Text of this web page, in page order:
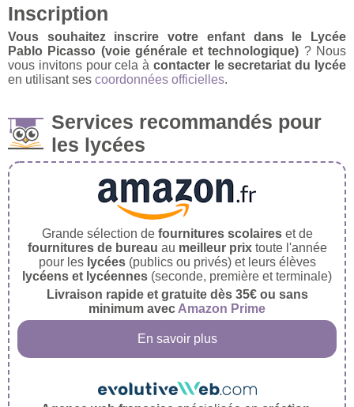
Inscription
Vous souhaitez inscrire votre enfant dans le Lycée
Pablo Picasso (voie générale et technologique) ? Nous
vous invitons pour cela à contacter le secretariat du lycée
en utilisant ses coordonnées officielles.
Services recommandés pour
les lycées
Grande sélection de fournitures scolaireset de
fournitures de bureau au meilleur prixtoute l'année
pour les lycées(publics ou privés) et leurs élèves
lycéens et lycéennes (seconde, première et terminale)
Livraison rapide et gratuite dès 35€ ou sans
minimum avec Amazon Prime
En savoir plus